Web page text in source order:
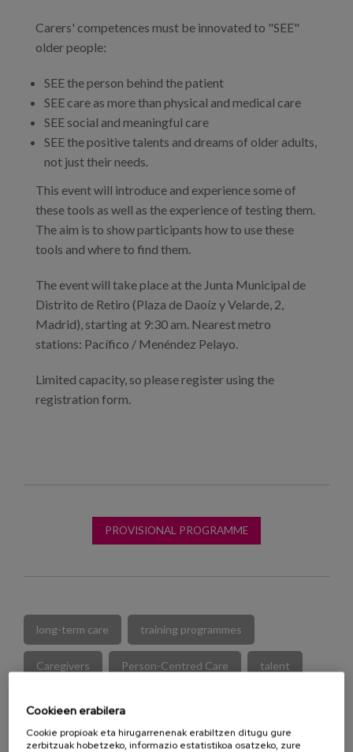
Carers' competences must be innovated to "SEE"
older people:
SEE the person behind the patient
SEE care as more than physical and medical care
SEE social and meaningful care
SEE the positive talents and dreams of older adults,
not just their needs.
This event will introduce and experience some of
these tools as well as the experience of testing them.
The aim is to show participants how to use these
tools and where to find them.
The event will take place at the Junta Municipal de
Distrito de Retiro (Plaza de Daoíz y Velarde, 2,
Madrid), starting at 9:30 am. Nearest metro
stations: Pacífico / Menéndez Pelayo.
Limited capacity, so please register using the
registration form.
PROVISIONAL PROGRAMME
long-term care training programmes
Caregivers Person-Centred Care talent
meaningful living social inclusion
Cookieen erabilera
Cookie propioak eta hirugarrenenak erabiltzen ditugu gure
zerbitzuak hobetzeko, informazio estatistikoa osatzeko, zure